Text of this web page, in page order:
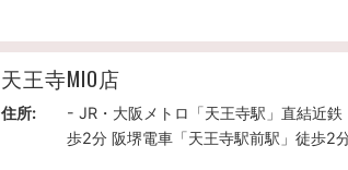
天王寺MIO店
住所:
- JR・大阪メトロ「天王寺駅」直結近鉄
歩2分 阪堺電車「天王寺駅前駅」徒歩2